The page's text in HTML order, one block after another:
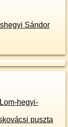
Sándor
hegyi-
puszta